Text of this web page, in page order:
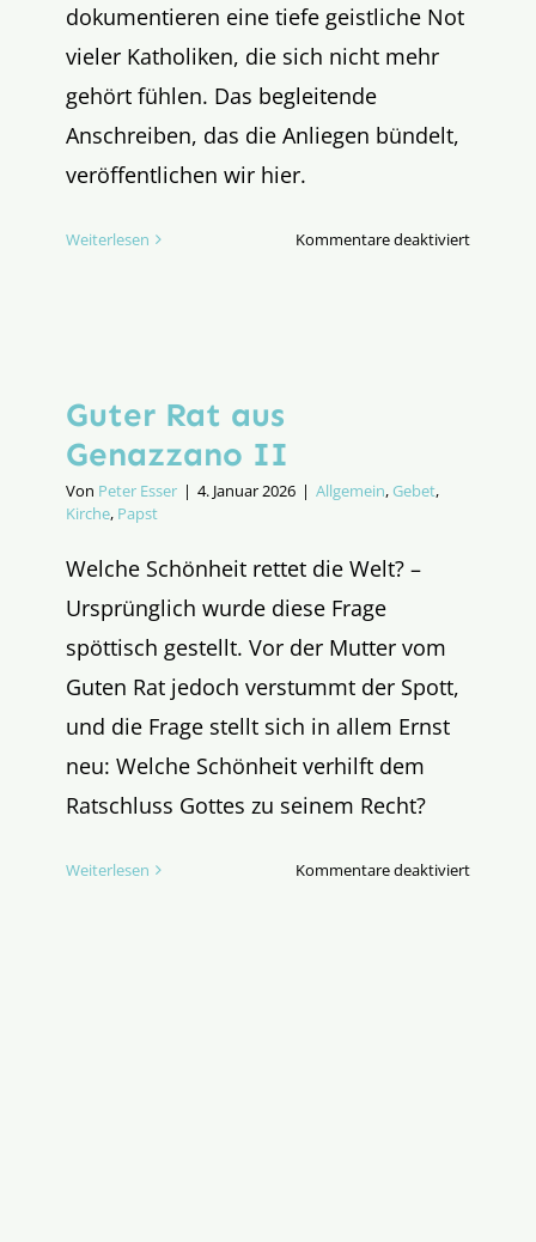
dokumentieren eine tiefe geistliche Not
vieler Katholiken, die sich nicht mehr
gehört fühlen. Das begleitende
Anschreiben, das die Anliegen bündelt,
veröffentlichen wir hier.
Weiterlesen Kommentare deaktiviertfür
Guter Rat aus
Genazzano II
Von Peter Esser | 4. Januar 2026 | Allgemein,Gebet,
Kirche, Papst
Welche Schönheit rettet die Welt? –
Ursprünglich wurde diese Frage
spöttisch gestellt. Vor der Mutter vom
Guten Rat jedoch verstummt der Spott,
und die Frage stellt sich in allem Ernst
neu: Welche Schönheit verhilft dem
Ratschluss Gottes zu seinem Recht?
Weiterlesen Kommentare deaktiviertfür